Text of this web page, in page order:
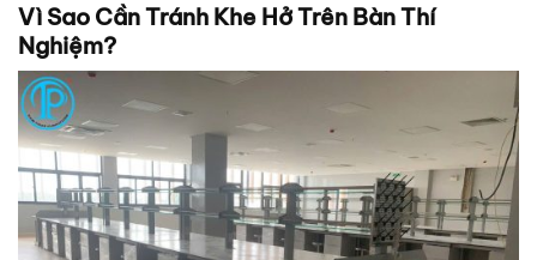
Vì Sao Cần Tránh Khe Hở Trên Bàn Thí
Nghiệm?